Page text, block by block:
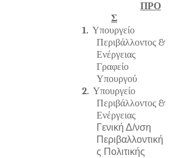
ΠΡΟ
Σ
1. Υπουργείο
Περιβάλλοντος &
Ενέργειας
Γραφείο
Υπουργού
2. Υπουργείο
Περιβάλλοντος &
Ενέργειας
Γενική Δ/νση
Περιβαλλοντική
ς Πολιτικής